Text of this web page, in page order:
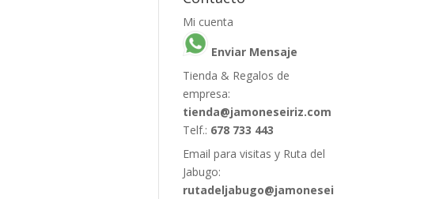
Mi cuenta
Enviar Mensaje
Tienda & Regalos de
empresa:
tienda@jamoneseiriz.com
Telf.: 678 733 443
Email para visitas y Ruta del
Jabugo:
rutadeljabugo@jamonesei